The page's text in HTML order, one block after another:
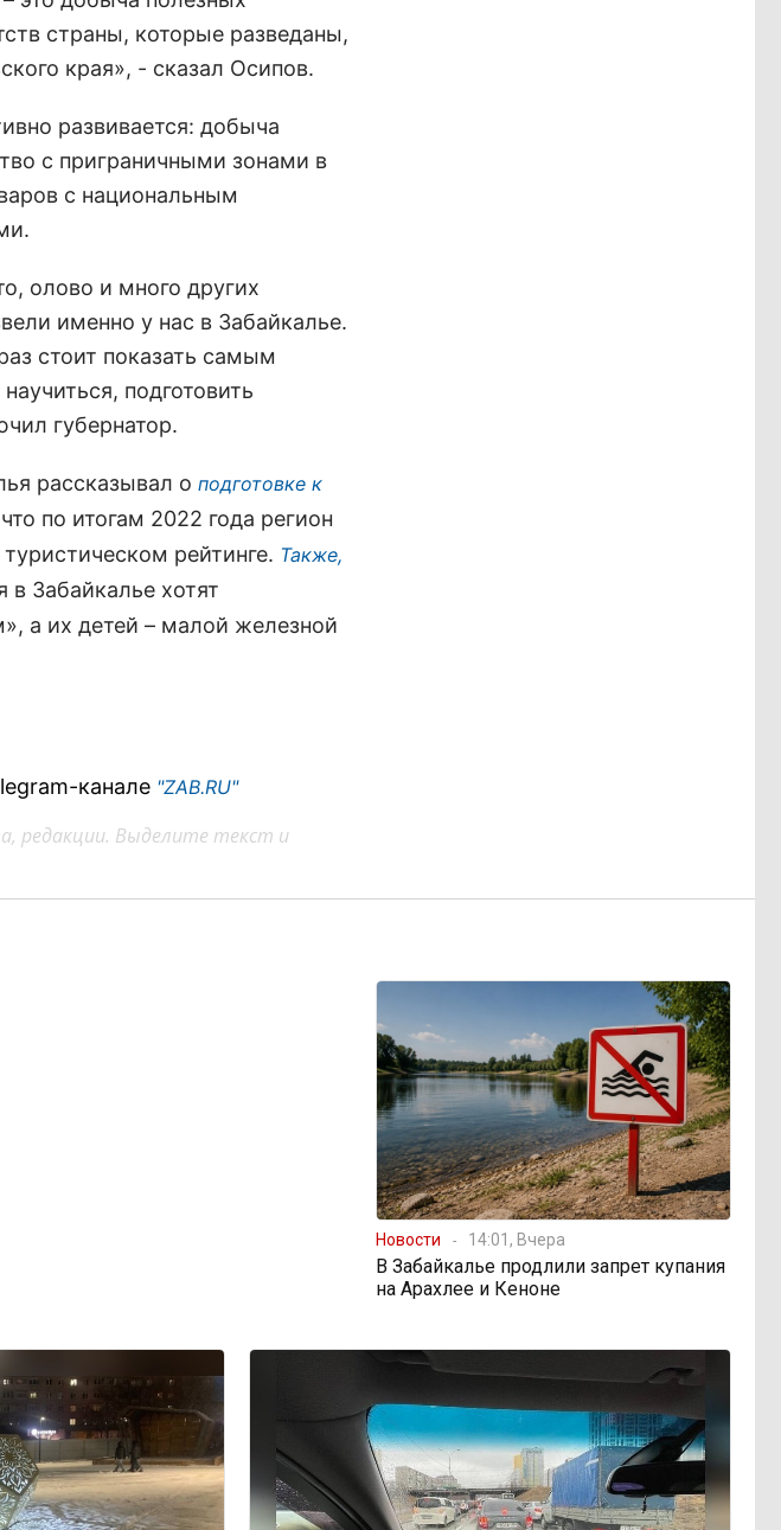
страны, которые разведаны,
края», - сказал Осипов.
развивается: добыча
с приграничными зонами в
с национальным
олово и много других
именно у нас в Забайкалье.
стоит показать самым
подготовить
губернатор.
рассказывал о подготовке к
по итогам 2022 года регион
рейтинге. Также,
в Забайкалье хотят
а их детей – малой железной
канале "ZAB.RU"
редакции. Выделите текст и
Новости 14:01, Вчера
В Забайкалье продлили запрет купания
на Арахлее и Кеноне